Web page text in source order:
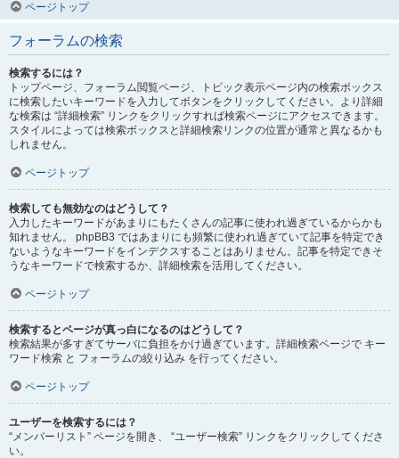
ページトップ
フォーラムの検索
検索するには？
トップページ、フォーラム閲覧ページ、トピック表示ページ内の検索ボックス
に検索したいキーワードを入力してボタンをクリックしてください。より詳細
な検索は “詳細検索” リンクをクリックすれば検索ページにアクセスできます。
スタイルによっては検索ボックスと詳細検索リンクの位置が通常と異なるかも
しれません。
ページトップ
検索しても無効なのはどうして？
入力したキーワードがあまりにもたくさんの記事に使われ過ぎているからかも
知れません。 phpBB3 ではあまりにも頻繁に使われ過ぎていて記事を特定でき
ないようなキーワードをインデクスすることはありません。記事を特定できそ
うなキーワードで検索するか、詳細検索を活用してください。
ページトップ
検索するとページが真っ白になるのはどうして？
検索結果が多すぎてサーバに負担をかけ過ぎています。詳細検索ページで キー
ワード検索 と フォーラムの絞り込み を行ってください。
ページトップ
ユーザーを検索するには？
“メンバーリスト” ページを開き、 “ユーザー検索” リンクをクリックしてくださ
い。